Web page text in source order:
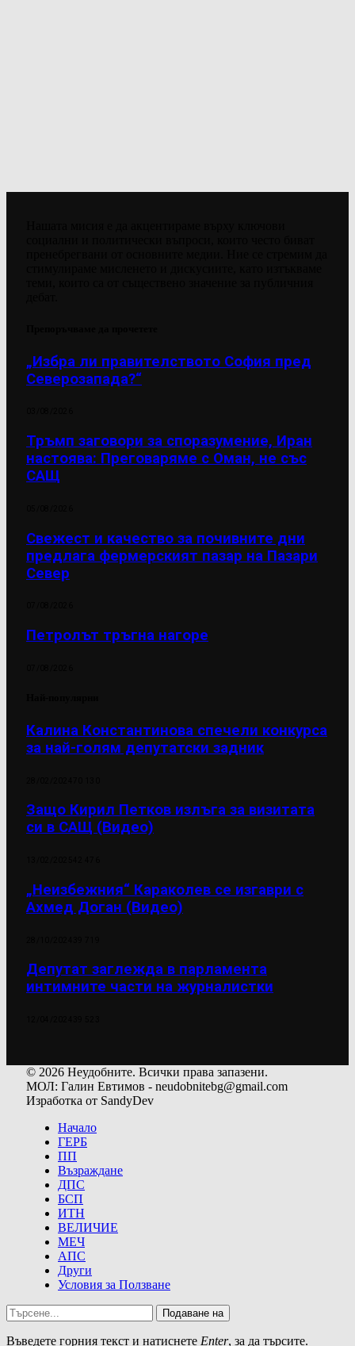
„Избра ли правителството София пред
Северозапада?“
Тръмп заговори за споразумение, Иран
настоява: Преговаряме с Оман, не със
САЩ
Свежест и качество за почивните дни
предлага фермерският пазар на Пазари
Север
Петролът тръгна нагоре
Калина Константинова спечели конкурса
за най-голям депутатски задник
Защо Кирил Петков излъга за визитата
си в САЩ (Видео)
„Неизбежния“ Караколев се изгаври с
Ахмед Доган (Видео)
Депутат заглежда в парламента
интимните части на журналистки
© 2026 Неудобните. Всички права запазени.
МОЛ: Галин Евтимов - neudobnitebg@gmail.com
Изработка от SandyDev
Начало
ГЕРБ
ПП
Възраждане
ДПС
БСП
ИТН
ВЕЛИЧИЕ
МЕЧ
АПС
Други
Условия за Ползване
Подаване на
Въведете горния текст и натиснете Enter, за да търсите.